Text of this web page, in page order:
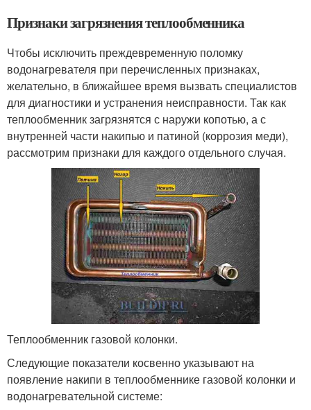
Признаки загрязнения теплообменника
Чтобы исключить преждевременную поломку
водонагревателя при перечисленных признаках,
желательно, в ближайшее время вызвать специалистов
для диагностики и устранения неисправности. Так как
теплообменник загрязнятся с наружи копотью, а с
внутренней части накипью и патиной (коррозия меди),
рассмотрим признаки для каждого отдельного случая.
Теплообменник газовой колонки.
Следующие показатели косвенно указывают на
появление накипи в теплообменнике газовой колонки и
водонагревательной системе: